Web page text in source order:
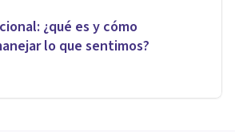
¿qué es y cómo
lo que sentimos?